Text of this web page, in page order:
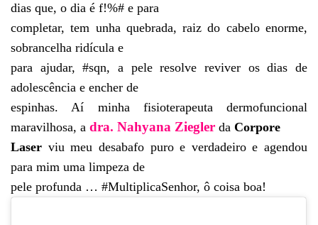
dias que, o dia é f!%# e para
completar, tem unha quebrada, raiz do cabelo enorme,
sobrancelha ridícula e
para ajudar, #sqn, a pele resolve reviver os dias de
adolescência e encher de
espinhas. Aí minha fisioterapeuta dermofuncional
maravilhosa, a dra. Nahyana Ziegler da Corpore
Laser viu meu desabafo puro e verdadeiro e agendou
para mim uma limpeza de
pele profunda … #MultiplicaSenhor, ô coisa boa!